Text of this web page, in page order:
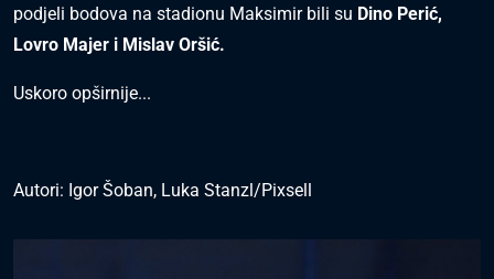
podjeli bodova na stadionu Maksimir bili su Dino Perić,
Lovro Majer i Mislav Oršić.
Uskoro opširnije...
Autori: Igor Šoban, Luka Stanzl/Pixsell